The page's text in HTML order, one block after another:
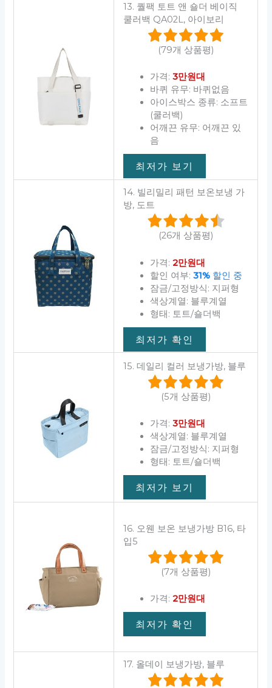
13. 퀄팩 토트 앤 숄더 베이직
쿨러백 QA02L, 아이보리
(79개 상품평)
가격: 3만원대
바퀴 유무: 바퀴없음
아이스박스 종류: 소프트
(쿨러백)
어깨끈 유무: 어깨끈 있
음
최저가 보기
14. 빌리밀리 패턴 보온보냉 가
방, 도트
(26개 상품평)
가격: 2만원대
할인 여부: 31%할인 중
잠금/고정방식: 지퍼형
색상계열: 블루계열
형태: 토트/숄더백
최저가 확인
15. 데일리 컬러 보냉가방, 블루
(5개 상품평)
가격: 3만원대
색상계열: 블루계열
잠금/고정방식: 지퍼형
형태: 토트/숄더백
최저가 보기
16. 오웬 보온 보냉가방 B16, 타
입5
(7개 상품평)
가격: 2만원대
최저가 확인
17. 올데이 보냉가방, 블루